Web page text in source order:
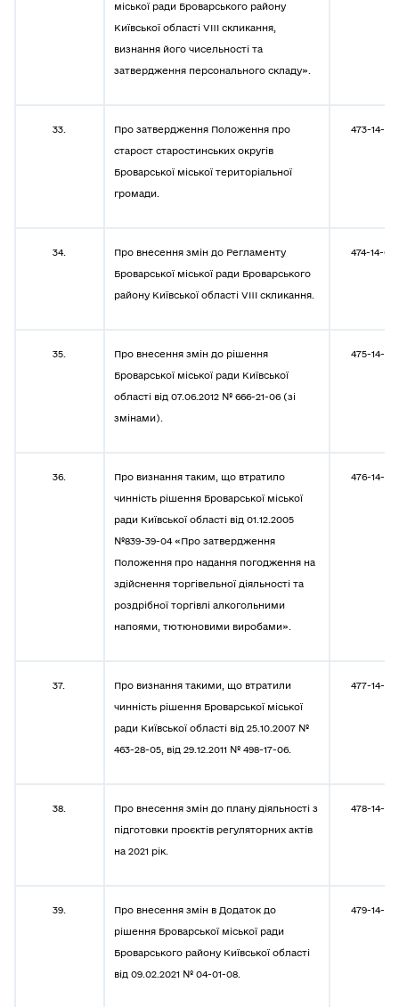
міської ради Броварського району
Київської області VIII скликання,
визнання його чисельності та
затвердження персонального складу».
33.
Про затвердження Положення про
старост старостинських округів
Броварської міської територіальної
громади.
473-14-08
34.
Про внесення змін до Регламенту
Броварської міської ради Броварського
району Київської області VIII скликання.
474-14-08
35.
Про внесення змін до рішення
Броварської міської ради Київської
області від 07.06.2012 № 666-21-06 (зі
змінами).
475-14-08
36.
Про визнання таким, що втратило
чинність рішення Броварської міської
ради Київської області від 01.12.2005
№839-39-04 «Про затвердження
Положення про надання погодження на
здійснення торгівельної діяльності та
роздрібної торгівлі алкогольними
напоями, тютюновими виробами».
476-14-08
37.
Про визнання такими, що втратили
чинність рішення Броварської міської
ради Київської області від 25.10.2007 №
463-28-05, від 29.12.2011 № 498-17-06.
477-14-08
38.
Про внесення змін до плану діяльності з
підготовки проєктів регуляторних актів
на 2021 рік.
478-14-08
39.
Про внесення змін в Додаток до
рішення Броварської міської ради
Броварського району Київської області
від 09.02.2021 № 04-01-08.
479-14-08